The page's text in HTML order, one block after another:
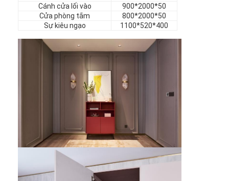
nội thất khách sạn
Đồ nội thất biệt thự
Đồ nội thất căn hộ
Đồ nội thất câu lạc bộ thương mại
Đồ nội thất phòng ăn
Nội thất văn phòng
Đồ đạc cố định
Nội thất bọc da
Cánh cửa lối vào
900*2000*50
Cửa phòng tắm
800*2000*50
Sự kiêu ngạo
1100*520*400